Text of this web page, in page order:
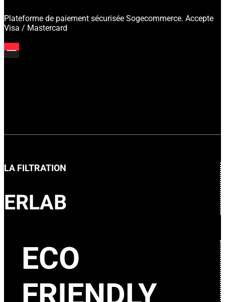
Plateforme de paiement sécurisée Sogecommerce. Accepte
Visa / Mastercard
LA FILTRATION
ERLAB
ECO
FRIENDLY